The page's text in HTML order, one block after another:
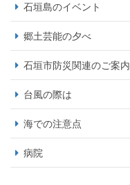
石垣島のイベント
郷土芸能の夕べ
石垣市防災関連のご案内
台風の際は
海での注意点
病院